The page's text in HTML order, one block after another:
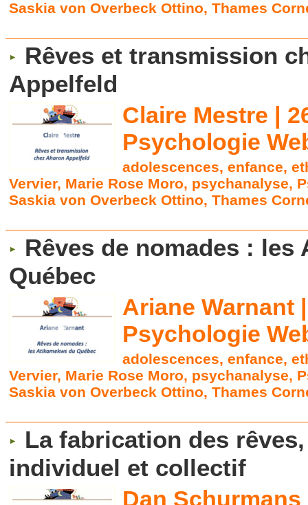
Saskia von Overbeck Ottino,Thames
Rêves et transmission
Appelfeld
Claire Mestre |
Psychologie
adolescences,enfance,
Vervier, Marie Rose Moro, psychanalyse,
Saskia von Overbeck Ottino,Thames
Rêves de nomades : les
Québec
Ariane Warnant
Psychologie
adolescences,enfance,
Vervier, Marie Rose Moro, psychanalyse,
Saskia von Overbeck Ottino,Thames
La fabrication des
individuel et collectif
Dan Schurmans